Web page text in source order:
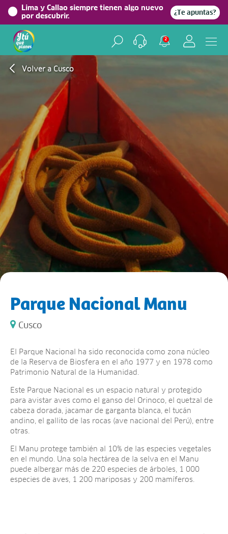
Lima y Callao siempre tienen algo nuevo
por descubrir.
¿Te apuntas?
2
Volver a Cusco
Parque Nacional Manu
Cusco
El Parque Nacional ha sido reconocida como zona núcleo
de la Reserva de Biosfera en el año 1977 y en 1978 como
Patrimonio Natural de la Humanidad.
Este Parque Nacional es un espacio natural y protegido
para avistar aves como el ganso del Orinoco, el quetzal de
cabeza dorada, jacamar de garganta blanca, el tucán
andino, el gallito de las rocas (ave nacional del Perú), entre
otras.
El Manu protege también al 10% de las especies vegetales
en el mundo. Una sola hectárea de la selva en el Manu
puede albergar más de 220 especies de árboles, 1 000
especies de aves, 1 200 mariposas y 200 mamíferos.